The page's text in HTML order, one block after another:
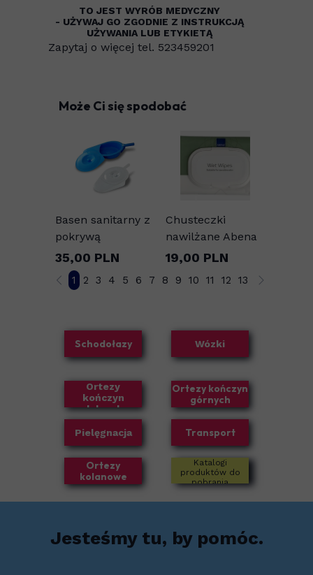
TO JEST WYRÓB MEDYCZNY
- UŻYWAJ GO ZGODNIE Z INSTRUKCJĄ
UŻYWANIA LUB ETYKIETĄ
Zapytaj o więcej tel. 523459201
Może Ci się spodobać
Basen sanitarny z
pokrywą
35,00 PLN
Chusteczki
nawilżane Abena
19,00 PLN
1 2 3 4 5 6 7 8 9 10 11 12 13
Katalogi
produktów do
pobrania
Ortezy
kolanowe
Wózki
Ortezy kończyn
górnych
Ortezy
kończyn
dolnych
Transport
Pielęgnacja
Schodołazy
Jesteśmy tu, by pomóc.